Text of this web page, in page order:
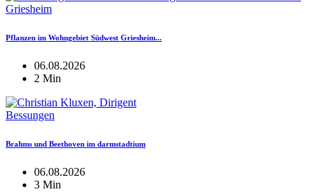
Griesheim
Pflanzen im Wohngebiet Südwest Griesheim...
06.08.2026
2 Min
Bessungen
Brahms und Beethoven im darmstadtium
06.08.2026
3 Min